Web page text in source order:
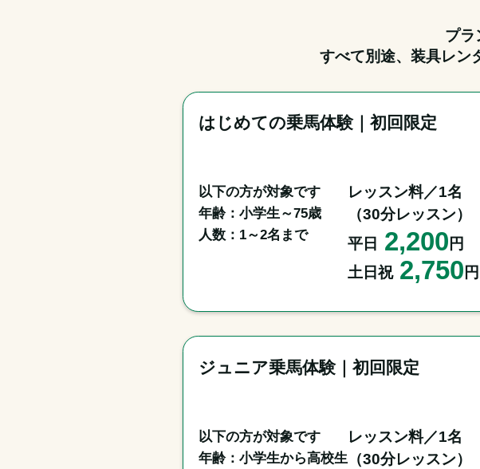
プラ
すべて別途、装具レン
はじめての乗馬体験｜初回限定
以下の方が対象です
年齢：小学生～75歳
人数：1～2名まで
レッスン料／1名
（30分レッスン）
平日
2,200 円
土日祝 2,750 円
ジュニア乗馬体験｜初回限定
以下の方が対象です
年齢：小学生から高校生
レッスン料／1名
（30分レッスン）